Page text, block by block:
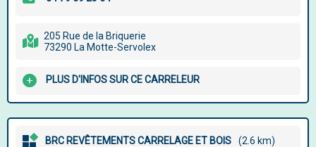
205 Rue de la Briquerie
73290 La Motte-Servolex
PLUS D'INFOS SUR CE CARRELEUR
BRC REVÊTEMENTS CARRELAGE ET BOIS (2.6 km)